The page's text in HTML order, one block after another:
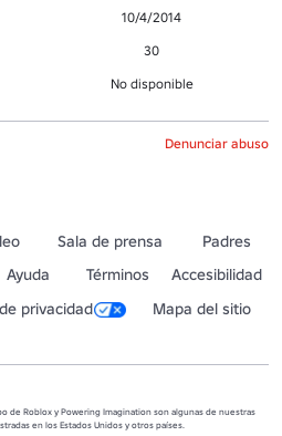
10/4/2014
30
No disponible
Denunciar abuso
Sala de prensa
Padres
Ayuda Términos
Accesibilidad
privacidad Mapa del sitio
de Roblox y Powering Imagination son algunas de nuestras
en los Estados Unidos y otros países.